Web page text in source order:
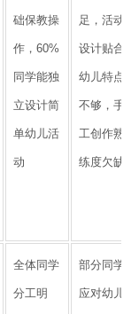
础保教操
作，60%
同学能独
立设计简
单幼儿活
动
足，活动
设计贴合
幼儿特点
不够，手
工创作熟
练度欠缺
全体同学
分工明
部分同学
应对幼儿